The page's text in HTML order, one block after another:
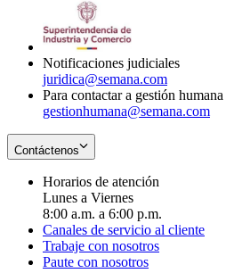
Notificaciones judiciales
juridica@semana.com
Para contactar a gestión humana
gestionhumana@semana.com
Contáctenos
Horarios de atención
Lunes a Viernes
8:00 a.m. a 6:00 p.m.
Canales de servicio al cliente
Trabaje con nosotros
Paute con nosotros